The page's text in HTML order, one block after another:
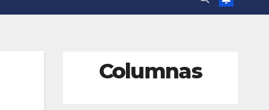
Columnas